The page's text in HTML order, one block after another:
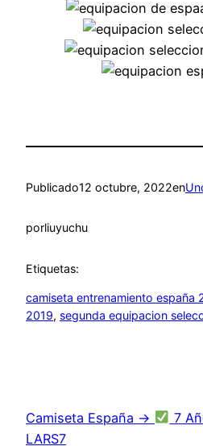
Publicado12 octubre, 2022en
porliuyuchu
Etiquetas:
camiseta entrenamiento españa
2019, segunda equipacion
Camiseta España →
7
LARS7